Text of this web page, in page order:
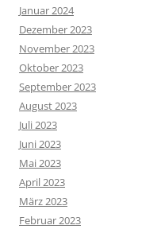
Januar 2024
Dezember 2023
November 2023
Oktober 2023
September 2023
August 2023
Juli 2023
Juni 2023
Mai 2023
April 2023
März 2023
Februar 2023